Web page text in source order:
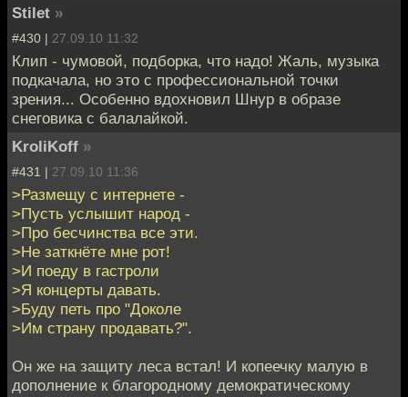
Stilet »
#430 | 27.09.10 11:32
Клип - чумовой, подборка, что надо! Жаль, музыка
подкачала, но это с профессиональной точки
зрения... Особенно вдохновил Шнур в образе
снеговика с балалайкой.
KroliKoff »
#431 | 27.09.10 11:36
>Размещу с интернете -
>Пусть услышит народ -
>Про бесчинства все эти.
>Не заткнёте мне рот!
>И поеду в гастроли
>Я концерты давать.
>Буду петь про "Доколе
>Им страну продавать?".
Он же на защиту леса встал! И копеечку малую в
дополнение к благородному демократическому